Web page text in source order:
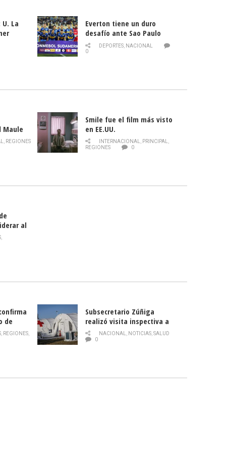
La
Everton tiene un duro
desafío ante Sao Paulo
DEPORTES, NACIONAL
0
Maule
de la
, REGIONES
Smile fue el film más visto
en EE.UU.
INTERNACIONAL, PRINCIPAL,
REGIONES
0
al
,
de
, REGIONES,
Subsecretario Zúñiga
realizó visita inspectiva a
Hospital Modular Sótero del
Río
NACIONAL, NOTICIAS,SALUD
0